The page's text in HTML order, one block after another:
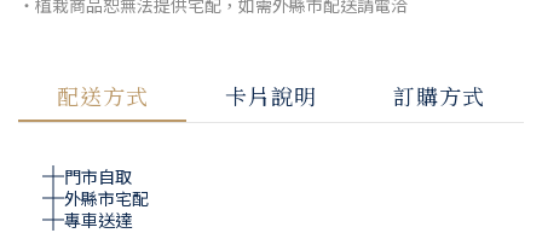
・植栽商品恕無法提供宅配，如需外縣市配送請電洽
配送方式 卡片說明 訂購方式
門市自取
外縣市宅配
專車送達